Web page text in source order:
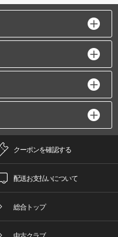
クーポンを確認する
配送お支払いについて
総合トップ